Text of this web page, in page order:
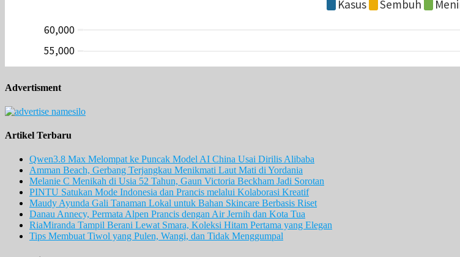
Advertisment
Artikel Terbaru
Qwen3.8 Max Melompat ke Puncak Model AI China Usai Dirilis Alibaba
Amman Beach, Gerbang Terjangkau Menikmati Laut Mati di Yordania
Melanie C Menikah di Usia 52 Tahun, Gaun Victoria Beckham Jadi Sorotan
PINTU Satukan Mode Indonesia dan Prancis melalui Kolaborasi Kreatif
Maudy Ayunda Gali Tanaman Lokal untuk Bahan Skincare Berbasis Riset
Danau Annecy, Permata Alpen Prancis dengan Air Jernih dan Kota Tua
RiaMiranda Tampil Berani Lewat Smara, Koleksi Hitam Pertama yang Elegan
Tips Membuat Tiwol yang Pulen, Wangi, dan Tidak Menggumpal